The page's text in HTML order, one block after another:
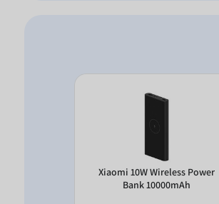
Xiaomi 10W Wireless Power
Bank 10000mAh